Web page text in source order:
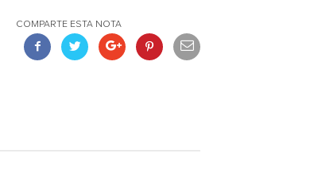
COMPARTE ESTA NOTA